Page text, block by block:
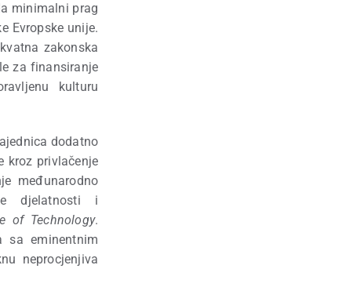
minimalni prag
Evropske unije.
zakonska
za finansiranje
kulturu
dodatno
kroz privlačenje
međunarodno
djelatnosti i
of Technology.
sa eminentnim
neprocjenjiva